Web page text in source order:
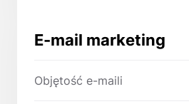
E-mail marketing
Objętość e-maili